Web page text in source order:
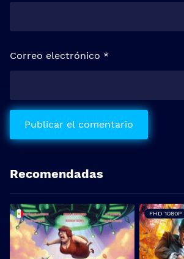
Correo electrónico *
Recomendadas
FHD 1080P